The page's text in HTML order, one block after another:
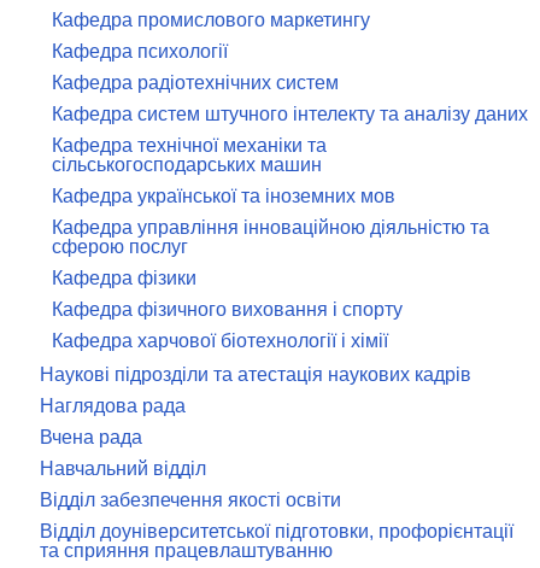
Кафедра промислового маркетингу
Кафедра психології
Кафедра радіотехнічних систем
Кафедра систем штучного інтелекту та аналізу даних
Кафедра технічної механіки та
сільськогосподарських машин
Кафедра української та іноземних мов
Кафедра управління інноваційною діяльністю та
сферою послуг
Кафедра фізики
Кафедра фізичного виховання і спорту
Кафедра харчової біотехнології і хімії
Наукові підрозділи та атестація наукових кадрів
Наглядова рада
Вчена рада
Навчальний відділ
Відділ забезпечення якості освіти
Відділ доуніверситетської підготовки, профорієнтації
та сприяння працевлаштуванню